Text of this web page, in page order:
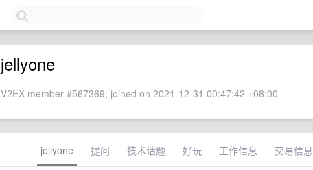
jellyone
V2EX member #567369, joined on 2021-12-31 00:47:42 +08:00
jellyone 提问 技术话题 好玩 工作信息 交易信息